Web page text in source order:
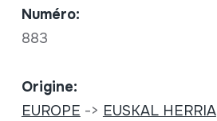
Numéro:
883
Origine:
EUROPE -> EUSKAL HERRIA